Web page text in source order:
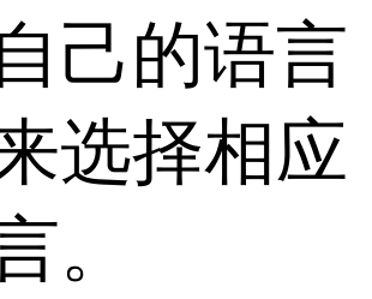
己的语言
选择相应
。